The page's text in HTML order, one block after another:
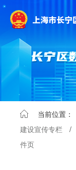
当前位置：
建设宣传专栏
/
件页